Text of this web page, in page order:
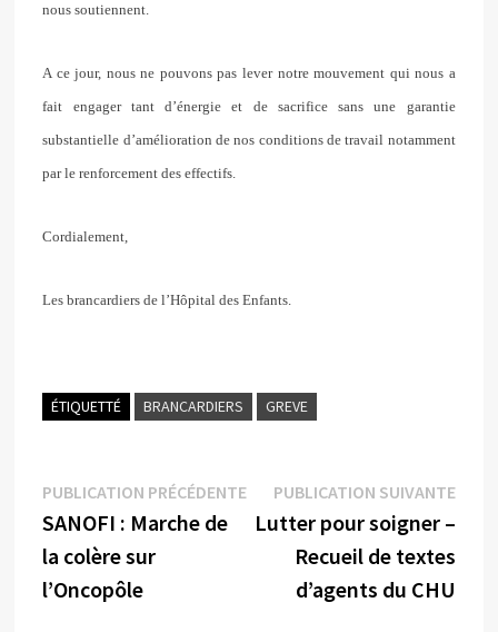
nous soutiennent.
A ce jour, nous ne pouvons pas lever notre mouvement qui nous a
fait engager tant d’énergie et de sacrifice sans une garantie
substantielle d’amélioration de nos conditions de travail notamment
par le renforcement des effectifs.
Cordialement,
Les brancardiers de l’Hôpital des Enfants.
ÉTIQUETTÉ BRANCARDIERS GREVE
Navigation
de
l’article
PUBLICATION PRÉCÉDENTEPublication
précédente :
SANOFI : Marche de
la colère sur
l’Oncopôle
PUBLICATION SUIVANTE
Lutter pour soigner –
Recueil de textes
d’agents du CHU